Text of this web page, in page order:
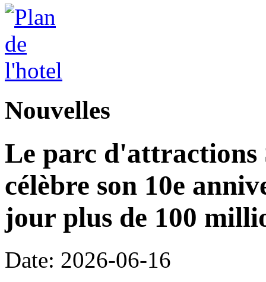
Nouvelles
Le parc d'attractions
célèbre son 10e
jour plus de 100
Date: 2026-06-16